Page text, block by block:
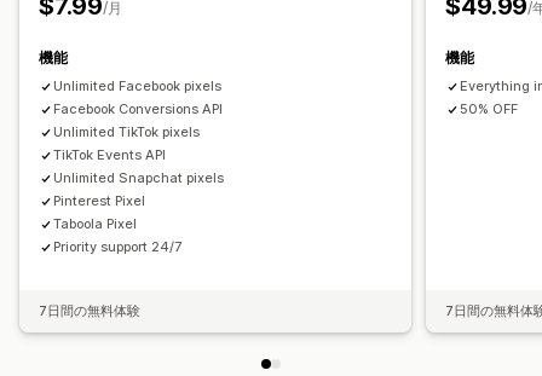
$7.99/月
機能
Unlimited Facebook pixels
Facebook Conversions API
Unlimited TikTok pixels
TikTok Events API
Unlimited Snapchat pixels
Pinterest Pixel
Taboola Pixel
Priority support 24/7
7日間の無料体験
$49.99/
機能
Everything
50% OFF
7日間の無料体